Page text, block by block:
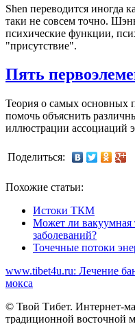
Shen переводится иногда
таки не совсем точно.
психические функции,
"присутствие".
Пять
Теория о самых основных
помочь объяснить
иллюстрации ассоциаций
Поделиться:
Похожие статьи:
Истоки ТКМ
Может ли вакуумная
заболеваний?
Точечные потоки
www.tibet4u.ru: Лечение
мокса
© Твой Тибет. Интернет-
традиционной восточной